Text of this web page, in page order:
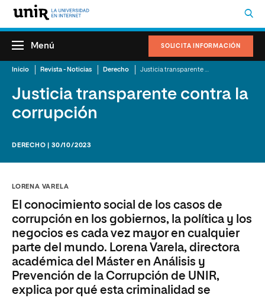
SOLICITA INFORMACIÓN
Menú
Inicio Revista - Noticias Derecho
Justicia transparente contra la
corrupción
DERECHO | 30/10/2023
LORENA VARELA
El conocimiento social de los casos de
corrupción en los gobiernos, la política y los
negocios es cada vez mayor en cualquier
parte del mundo. Lorena Varela, directora
académica del Máster en Análisis y
Prevención de la Corrupción de UNIR,
explica por qué esta criminalidad se